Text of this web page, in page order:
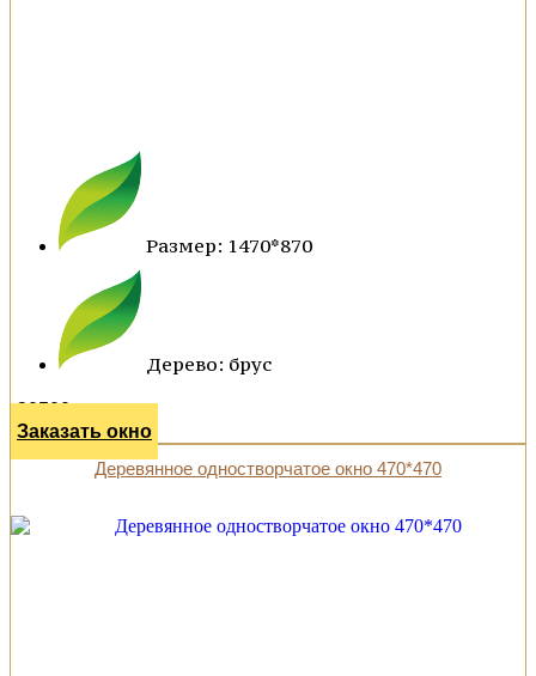
Размер: 1470*870
Дерево: брус
30500 р.
Заказать окно
Деревянное одностворчатое окно 470*470